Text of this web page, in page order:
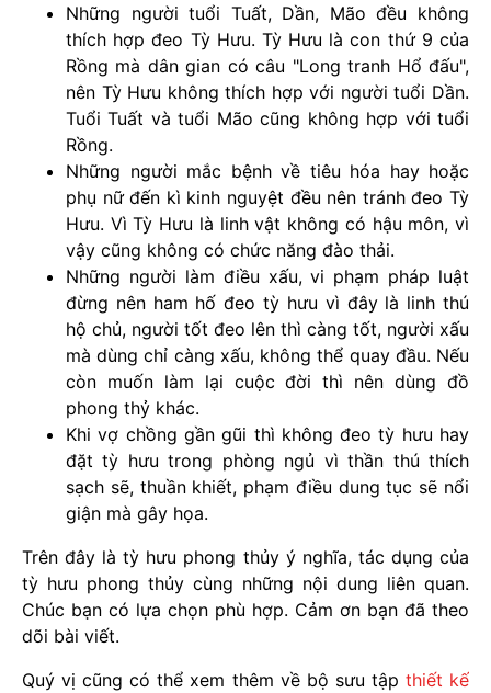
Những người tuổi Tuất, Dần, Mão đều không
thích hợp đeo Tỳ Hưu. Tỳ Hưu là con thứ 9 của
Rồng mà dân gian có câu "Long tranh Hổ đấu",
nên Tỳ Hưu không thích hợp với người tuổi Dần.
Tuổi Tuất và tuổi Mão cũng không hợp với tuổi
Rồng.
Những người mắc bệnh về tiêu hóa hay hoặc
phụ nữ đến kì kinh nguyệt đều nên tránh đeo Tỳ
Hưu. Vì Tỳ Hưu là linh vật không có hậu môn, vì
vậy cũng không có chức năng đào thải.
Những người làm điều xấu, vi phạm pháp luật
đừng nên ham hố đeo tỳ hưu vì đây là linh thú
hộ chủ, người tốt đeo lên thì càng tốt, người xấu
mà dùng chỉ càng xấu, không thể quay đầu. Nếu
còn muốn làm lại cuộc đời thì nên dùng đồ
phong thỷ khác.
Khi vợ chồng gần gũi thì không đeo tỳ hưu hay
đặt tỳ hưu trong phòng ngủ vì thần thú thích
sạch sẽ, thuần khiết, phạm điều dung tục sẽ nổi
giận mà gây họa.
Trên đây là tỳ hưu phong thủy ý nghĩa, tác dụng của
tỳ hưu phong thủy cùng những nội dung liên quan.
Chúc bạn có lựa chọn phù hợp. Cảm ơn bạn đã theo
dõi bài viết.
Quý vị cũng có thể xem thêm về bộ sưu tập thiết kế